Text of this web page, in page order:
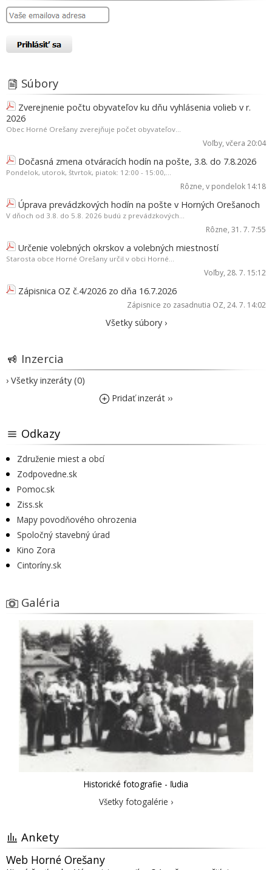
Súbory
Zverejnenie počtu obyvateľov ku dňu vyhlásenia volieb v r.
2026
Obec Horné Orešany zverejňuje počet obyvateľov...
Voľby, včera 20:04
Dočasná zmena otváracích hodín na pošte, 3.8. do 7.8.2026
Pondelok, utorok, štvrtok, piatok: 12:00 - 15:00,...
Rôzne, v pondelok 14:18
Úprava prevádzkových hodín na pošte v Horných Orešanoch
V dňoch od 3.8. do 5.8. 2026 budú z prevádzkových...
Rôzne, 31. 7. 7:55
Určenie volebných okrskov a volebných miestností
Starosta obce Horné Orešany určil v obci Horné...
Voľby, 28. 7. 15:12
Zápisnica OZ č.4/2026 zo dňa 16.7.2026
Zápisnice zo zasadnutia OZ, 24. 7. 14:02
Všetky súbory ›
Inzercia
› Všetky inzeráty (0)
Pridať inzerát ››
Odkazy
Združenie miest a obcí
Zodpovedne.sk
Pomoc.sk
Ziss.sk
Mapy povodňového ohrozenia
Spoločný stavebný úrad
Kino Zora
Cintoríny.sk
Galéria
Historické fotografie - ľudia
Všetky fotogalérie ›
Ankety
Web Horné Orešany